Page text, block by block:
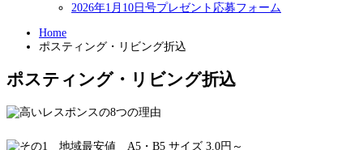
2026年1月10日号プレゼント応募フォーム
Home
ポスティング・リビング折込
ポスティング・リビング折込